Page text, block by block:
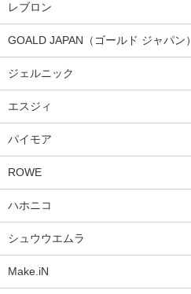
レブロン
GOALD JAPAN（ゴールド ジャパン）
ジェルニック
エスジィ
パイモア
ROWE
ハホニコ
シュウウエムラ
Make.iN